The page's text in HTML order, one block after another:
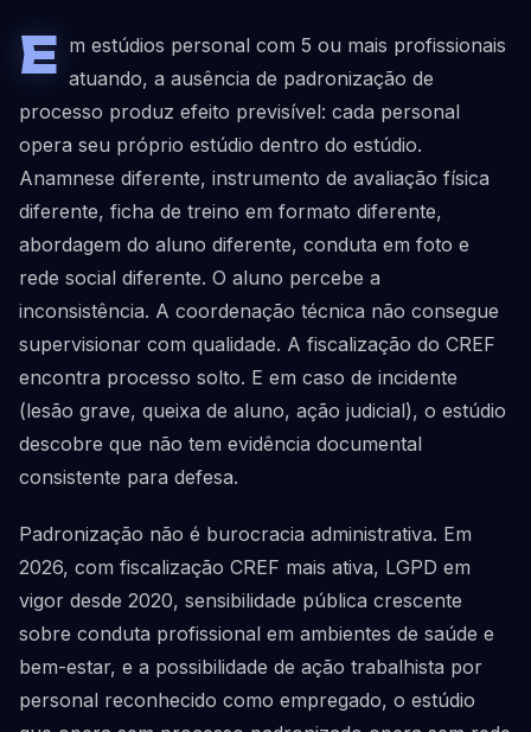
E m estúdios personal com 5 ou mais profissionais
atuando, a ausência de padronização de
processo produz efeito previsível: cada personal
opera seu próprio estúdio dentro do estúdio.
Anamnese diferente, instrumento de avaliação física
diferente, ficha de treino em formato diferente,
abordagem do aluno diferente, conduta em foto e
rede social diferente. O aluno percebe a
inconsistência. A coordenação técnica não consegue
supervisionar com qualidade. A fiscalização do CREF
encontra processo solto. E em caso de incidente
(lesão grave, queixa de aluno, ação judicial), o estúdio
descobre que não tem evidência documental
consistente para defesa.
Padronização não é burocracia administrativa. Em
2026, com fiscalização CREF mais ativa, LGPD em
vigor desde 2020, sensibilidade pública crescente
sobre conduta profissional em ambientes de saúde e
bem-estar, e a possibilidade de ação trabalhista por
personal reconhecido como empregado, o estúdio